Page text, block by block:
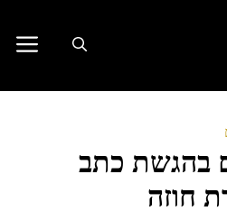
בהגשת כתב
חוזה